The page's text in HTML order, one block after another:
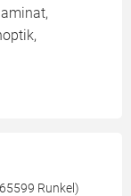
Runkel)